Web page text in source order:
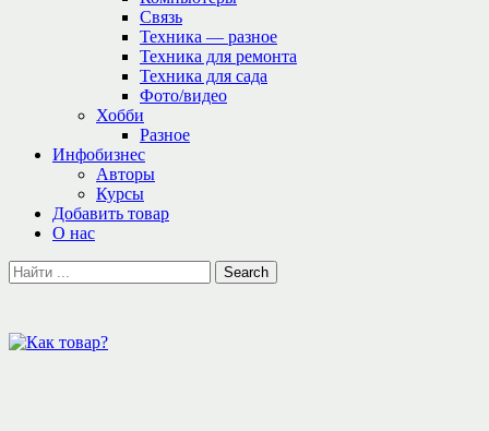
Связь
Техника — разное
Техника для ремонта
Техника для сада
Фото/видео
Хобби
Разное
Инфобизнес
Авторы
Курсы
Добавить товар
О нас